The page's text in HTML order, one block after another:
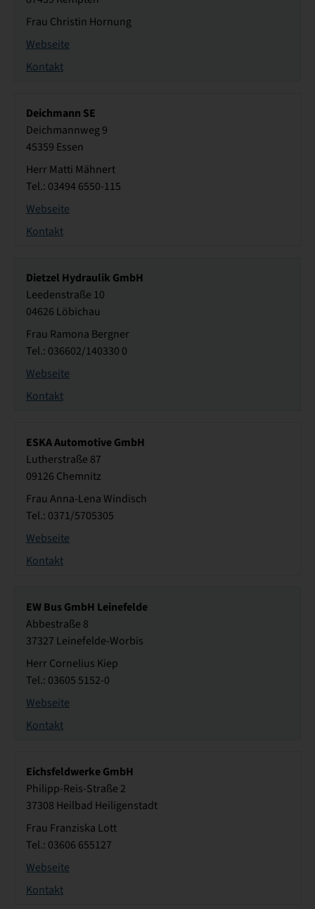
Frau Christin Hornung
Webseite
Kontakt
Deichmann SE
Deichmannweg 9
45359 Essen
Herr Matti Mähnert
Tel.: 03494 6550-115
Webseite
Kontakt
Dietzel Hydraulik GmbH
Leedenstraße 10
04626 Löbichau
Frau Ramona Bergner
Tel.: 036602/140330 0
Webseite
Kontakt
ESKA Automotive GmbH
Lutherstraße 87
09126 Chemnitz
Frau Anna-Lena Windisch
Tel.: 0371/5705305
Webseite
Kontakt
EW Bus GmbH Leinefelde
Abbestraße 8
37327 Leinefelde-Worbis
Herr Cornelius Kiep
Tel.: 03605 5152-0
Webseite
Kontakt
Eichsfeldwerke GmbH
Philipp-Reis-Straße 2
37308 Heilbad Heiligenstadt
Frau Franziska Lott
Tel.: 03606 655127
Webseite
Kontakt